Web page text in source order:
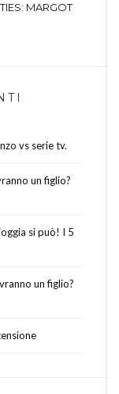
MARGOT
vs serie tv.
un figlio?
si può! I 5
un figlio?